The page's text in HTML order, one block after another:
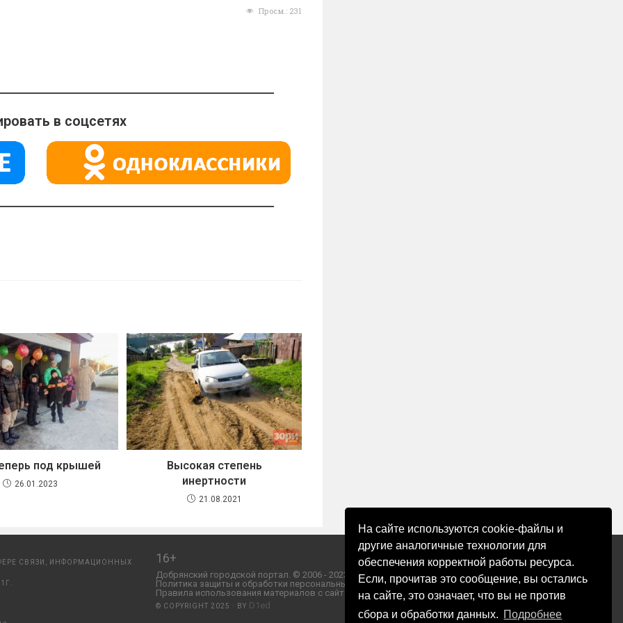
На сайте используются cookie-файлы и
другие аналогичные технологии для
обеспечения корректной работы ресурса.
Если, прочитав это сообщение, вы остались
на сайте, это означает, что вы не против
сбора и обработки данных. Подробнее
Просм.: 231
в соцсетях
под крышей
26.01.2023
Высокая степень
инертности
21.08.2021
СВЯЗИ, ИНФОРМАЦИОННЫХ
16+
Добрянский городской портал. © 2006 - 2023 ООО «Пресса-Том».
Политика защиты и обработки персональных данных ООО «Пресса-Том».
Правила использования материалов с сайта «ЗОРИ ПЛЮС».
© COPYRIGHT 2025 · BY D1ed